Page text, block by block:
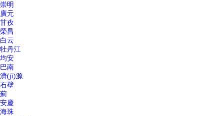
崇明
廣元
甘孜
榮昌
白云
牡丹江
均安
巴南
濟(jì)源
石壁
薊
安慶
海珠